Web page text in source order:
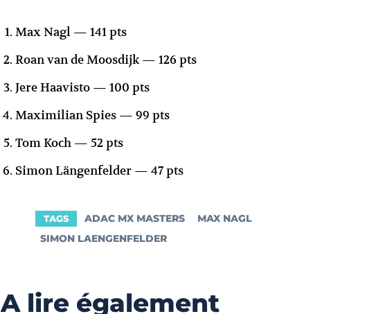
Max Nagl — 141 pts
Roan van de Moosdijk — 126 pts
Jere Haavisto — 100 pts
Maximilian Spies — 99 pts
Tom Koch — 52 pts
Simon Längenfelder — 47 pts
TAGS ADAC MX MASTERS
MAX NAGL
SIMON LAENGENFELDER
A lire également